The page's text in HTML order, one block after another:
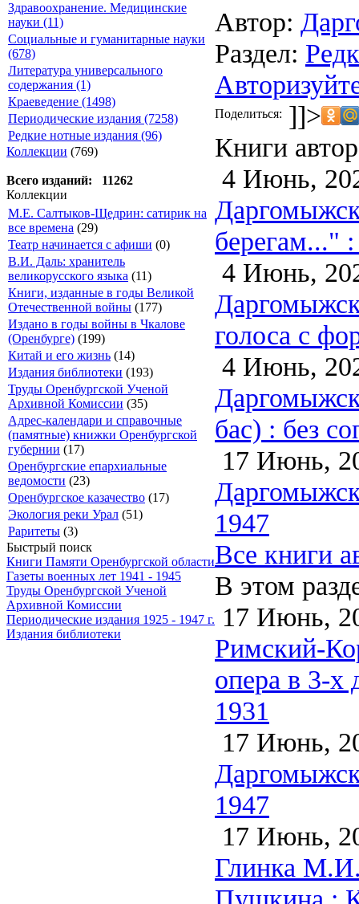
Здравоохранение. Медицинские
науки (11)
Социальные и гуманитарные науки
(678)
Литература универсального
содержания (1)
Краеведение (1498)
Периодические издания (7258)
Редкие нотные издания (96)
Коллекции (769)
Всего изданий: 11262
Коллекции
М.Е. Салтыков-Щедрин: сатирик на
все времена (29)
Театр начинается с афиши (0)
В.И. Даль: хранитель
великорусского языка (11)
Книги, изданные в годы Великой
Отечественной войны (177)
Издано в годы войны в Чкалове
(Оренбурге) (199)
Китай и его жизнь (14)
Издания библиотеки (193)
Труды Оренбургской Ученой
Архивной Комиссии (35)
Адрес-календари и справочные
(памятные) книжки Оренбургской
губернии (17)
Оренбургские епархиальные
ведомости (23)
Оренбургское казачество (17)
Экология реки Урал (51)
Раритеты (3)
Быстрый поиск
Книги Памяти Оренбургской области
Газеты военных лет 1941 - 1945
Труды Оренбургской Ученой
Архивной Комиссии
Периодические издания 1925 - 1947 г.
Издания библиотеки
Автор:
Раздел:
Поделиться: ]]>
Книги
4 Июнь,
берегам..."
4 Июнь,
голоса с
4 Июнь,
бас) : без
17 Июнь,
1947
Все книги
В этом
17 Июнь,
Римский-
опера в 3-х
1931
17 Июнь,
1947
17 Июнь,
Глинка